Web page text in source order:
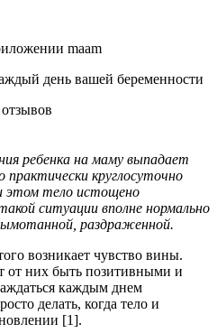
maam
день вашей беременности
ребенка на маму выпадает
круглосуточно
этом тело истощено
ситуации вполне нормально
раздраженной.
возникает чувство вины.
от них быть позитивными и
каждым днем
делать, когда тело и
[1].